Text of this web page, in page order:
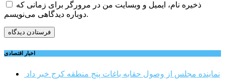
ذخیره نام، ایمیل و وبسایت من در مرورگر برای زمانی که
دوباره دیدگاهی می‌نویسم.
اخبار اقتصادی
نماینده مجلس از وصول حقابه باغات پنج منطقه کرج خبر داد